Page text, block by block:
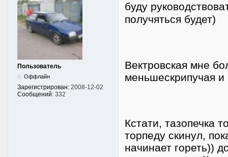
Пользователь
Оффлайн
Зарегистрирован: 2008-12-02
Сообщений: 332
буду
получяться будет)
Вектровская мне
меньшескрипучая и
Кстати, тазопечка
торпеду скинул,
начинает гореть))